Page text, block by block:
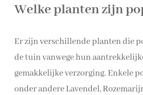
Welke planten zijn
Er zijn verschillende planten die
de tuin vanwege hun
gemakkelijke verzorging. Enkele
onder andere Lavendel,